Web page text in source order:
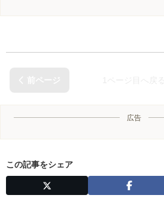
広告
この記事をシェア